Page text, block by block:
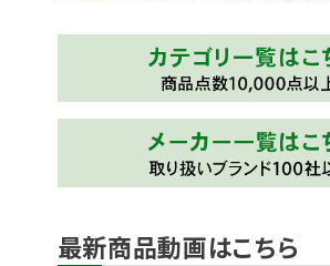
最新商品動画はこちら